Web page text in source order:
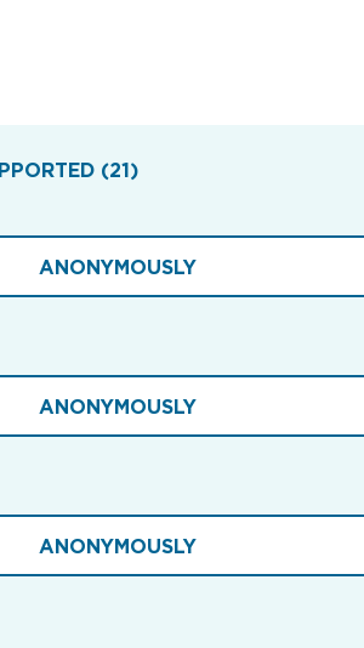
(21)
ANONYMOUSLY
ANONYMOUSLY
ANONYMOUSLY